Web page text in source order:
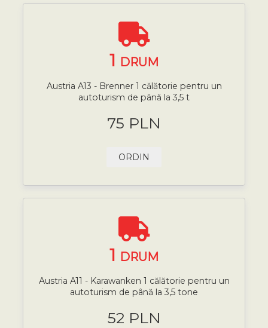
1 DRUM
Austria A13 - Brenner 1 călătorie pentru un
autoturism de până la 3,5 t
75 PLN
ORDIN
1 DRUM
Austria A11 - Karawanken 1 călătorie pentru un
autoturism de până la 3,5 tone
52 PLN